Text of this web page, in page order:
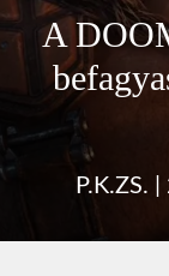
A
P.K.ZS.